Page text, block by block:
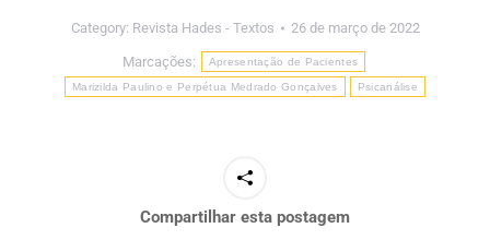
Category: Revista Hades - Textos 26 de março de 2022
Marcações: Apresentação de Pacientes
Marizilda Paulino e Perpétua Medrado Gonçalves Psicanálise
Compartilhar esta postagem